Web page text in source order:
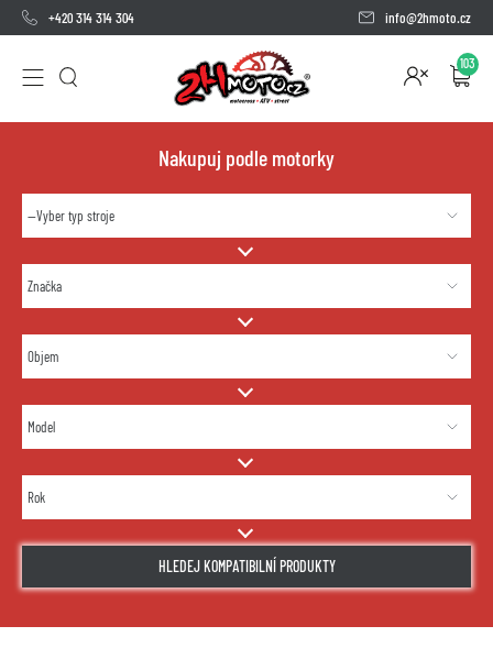
+420 314 314 304 info@2hmoto.cz
103
Nakupuj podle motorky
HLEDEJ KOMPATIBILNÍ PRODUKTY